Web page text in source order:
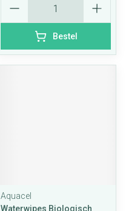
Bestel
Aquacel
Waterwipes Biologisch